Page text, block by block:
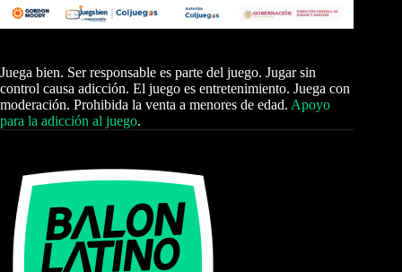
Juega bien. Ser responsable es parte del juego. Jugar sin
control causa adicción. El juego es entretenimiento. Juega con
moderación. Prohibida la venta a menores de edad. Apoyo
para la adicción al juego.